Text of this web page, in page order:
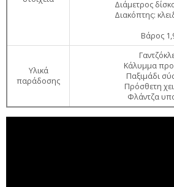
Διάμετρος
Διακόπτης:
Βάρος
Υλικά
παράδοσης
Κάλυμμα
Παξιμάδι
Πρόσθετη
Φλάντζα